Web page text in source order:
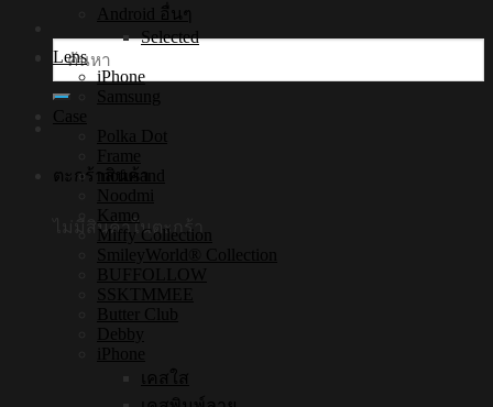
ค้นหา:
ตะกร้าสินค้า
ไม่มีสินค้าในตะกร้า
Android อื่นๆ
Selected
Lens
iPhone
Samsung
Case
Polka Dot
Frame
mofusand
Noodmi
Kamo
Miffy Collection
SmileyWorld® Collection
BUFFOLLOW
SSKTMMEE
Butter Club
Debby
iPhone
เคสใส